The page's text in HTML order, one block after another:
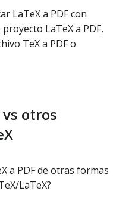
LaTeX a PDF con
LaTeX a PDF,
TeX a PDF o
vs otros
a PDF de otras formas
LaTeX?